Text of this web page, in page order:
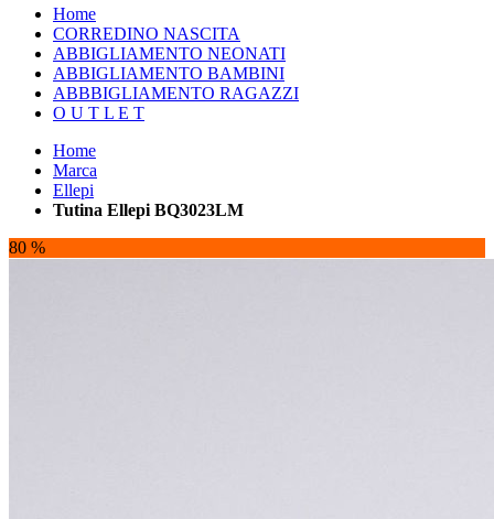
Home
CORREDINO NASCITA
ABBIGLIAMENTO NEONATI
ABBIGLIAMENTO BAMBINI
ABBBIGLIAMENTO RAGAZZI
O U T L E T
Home
Marca
Ellepi
Tutina Ellepi BQ3023LM
80 %